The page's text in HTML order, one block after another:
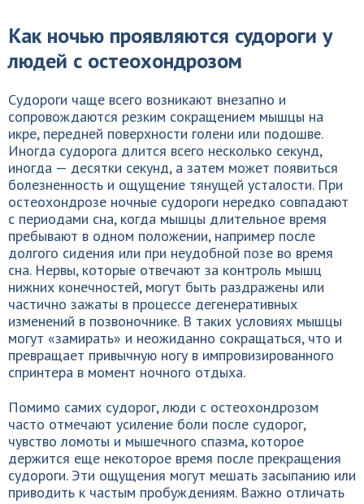
Как ночью проявляются судороги у
людей с остеохондрозом
Судороги чаще всего возникают внезапно и
сопровождаются резким сокращением мышцы на
икре, передней поверхности голени или подошве.
Иногда судорога длится всего несколько секунд,
иногда — десятки секунд, а затем может появиться
болезненность и ощущение тянущей усталости. При
остеохондрозе ночные судороги нередко совпадают
с периодами сна, когда мышцы длительное время
пребывают в одном положении, например после
долгого сидения или при неудобной позе во время
сна. Нервы, которые отвечают за контроль мышц
нижних конечностей, могут быть раздражены или
частично зажаты в процессе дегенеративных
изменений в позвоночнике. В таких условиях мышцы
могут «замирать» и неожиданно сокращаться, что и
превращает привычную ногу в импровизированного
спринтера в момент ночного отдыха.
Помимо самих судорог, люди с остеохондрозом
часто отмечают усиление боли после судорог,
чувство ломоты и мышечного спазма, которое
держится еще некоторое время после прекращения
судороги. Эти ощущения могут мешать засыпанию или
приводить к частым пробуждениям. Важно отличать